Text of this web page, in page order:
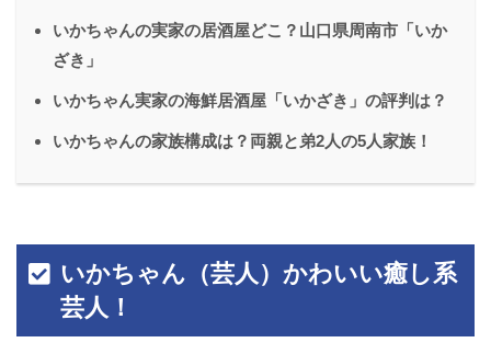
いかちゃんの実家の居酒屋どこ？山口県周南市「いか
ざき」
いかちゃん実家の海鮮居酒屋「いかざき」の評判は？
いかちゃんの家族構成は？両親と弟2人の5人家族！
いかちゃん（芸人）かわいい癒し系
芸人！